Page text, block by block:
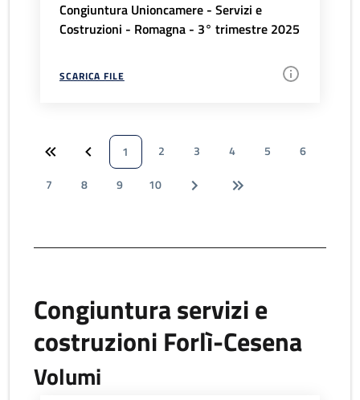
Congiuntura Unioncamere - Servizi e
Costruzioni - Romagna - 3° trimestre 2025
SCARICA FILE
1 2 3 4 5
6
7
8 9 10
Congiuntura servizi e
costruzioni Forlì-Cesena
Volumi